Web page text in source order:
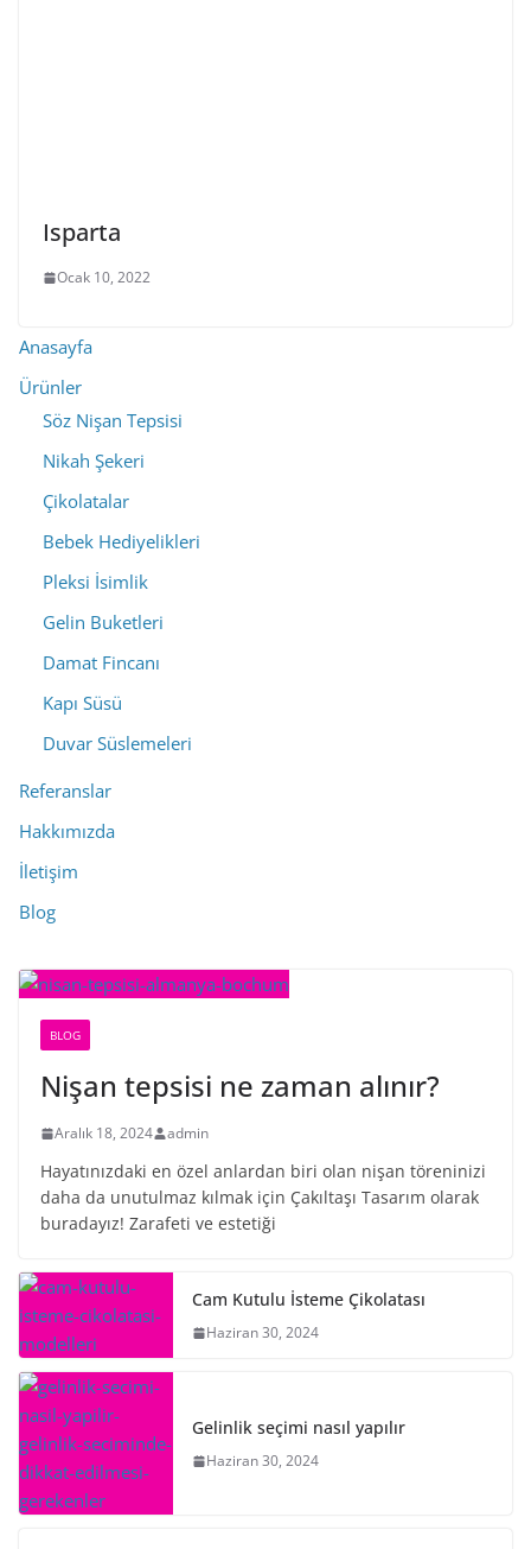
Isparta
Ocak 10, 2022
Anasayfa
Ürünler
Söz Nişan Tepsisi
Nikah Şekeri
Çikolatalar
Bebek Hediyelikleri
Pleksi İsimlik
Gelin Buketleri
Damat Fincanı
Kapı Süsü
Duvar Süslemeleri
Referanslar
Hakkımızda
İletişim
Blog
BLOG
Nişan tepsisi ne zaman alınır?
Aralık 18, 2024 admin
Hayatınızdaki en özel anlardan biri olan nişan töreninizi
daha da unutulmaz kılmak için Çakıltaşı Tasarım olarak
buradayız! Zarafeti ve estetiği
Cam Kutulu İsteme Çikolatası
Haziran 30, 2024
Gelinlik seçimi nasıl yapılır
Haziran 30, 2024